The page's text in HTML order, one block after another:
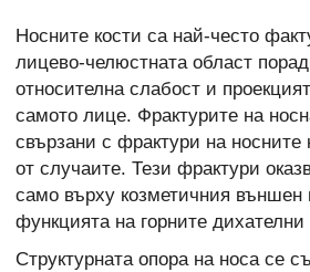
Носните кости са най-често
лицево-челюстната област
относителна слабост и
самото лице. Фрактурите на
свързани с фрактури на носните
от случаите. Тези фрактури
само върху козметичния външен
функцията на горните
Структурната опора на носа се